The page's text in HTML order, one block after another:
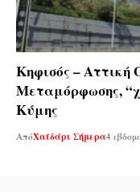
Κηφισός – Αττική
Μεταμόρφωσης,
Κύμης
ΑπόΧαϊδάρι Σήμερα4